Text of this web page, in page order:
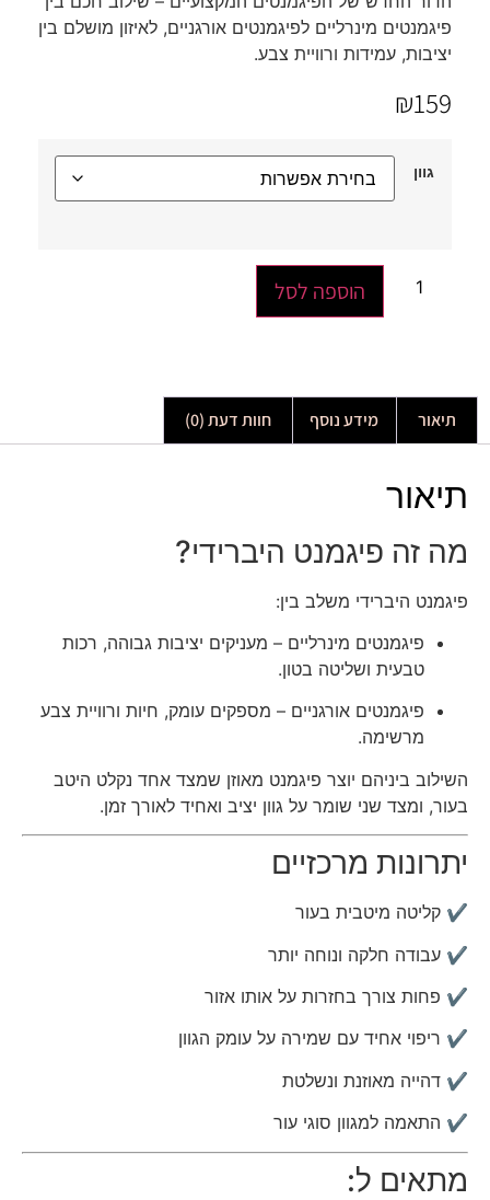
פיגמנטים מינרליים לפיגמנטים אורגניים, לאיזון מושלם בין
יציבות, עמידות ורוויית צבע.
₪159
גוון
הוספה לסל
תיאור מידע נוסף חוות דעת (0)
תיאור
מה זה פיגמנט היברידי?
פיגמנט היברידי משלב בין:
פיגמנטים מינרליים – מעניקים יציבות גבוהה, רכות
טבעית ושליטה בטון.
פיגמנטים אורגניים – מספקים עומק, חיות ורוויית צבע
מרשימה.
השילוב ביניהם יוצר פיגמנט מאוזן שמצד אחד נקלט היטב
בעור, ומצד שני שומר על גוון יציב ואחיד לאורך זמן.
יתרונות מרכזיים
✔ קליטה מיטבית בעור
✔ עבודה חלקה ונוחה יותר
✔ פחות צורך בחזרות על אותו אזור
✔ ריפוי אחיד עם שמירה על עומק הגוון
✔ דהייה מאוזנת ונשלטת
✔ התאמה למגוון סוגי עור
מתאים ל: